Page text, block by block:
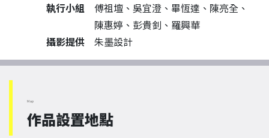
執行小組
傅祖壇、吳宜澄、畢恆達、陳亮全、
陳惠婷、彭貴釗、羅興華
攝影提供
朱墨設計
Map
作品設置地點